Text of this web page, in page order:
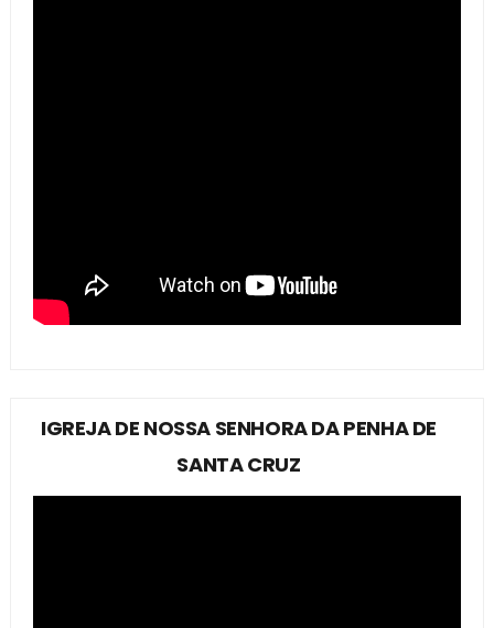
IGREJA DE NOSSA SENHORA DA PENHA DE
SANTA CRUZ